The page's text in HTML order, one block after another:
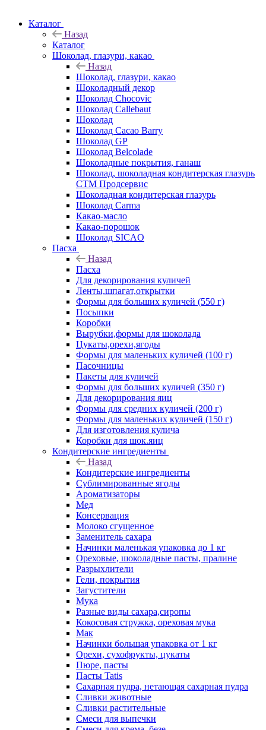
Каталог
Назад
Каталог
Шоколад, глазури, какао
Назад
Шоколад, глазури, какао
Шоколадный декор
Шоколад Chocovic
Шоколад Callebaut
Шоколад
Шоколад Cacao Barry
Шоколад GP
Шоколад Belcolade
Шоколадные покрытия, ганаш
Шоколад, шоколадная кондитерская глазурь
СТМ Продсервис
Шоколадная кондитерская глазурь
Шоколад Carma
Какао-масло
Какао-порошок
Шоколад SICAO
Пасха
Назад
Пасха
Для декорирования куличей
Ленты,шпагат,открытки
Формы для больших куличей (550 г)
Посыпки
Коробки
Вырубки,формы для шоколада
Цукаты,орехи,ягоды
Формы для маленьких куличей (100 г)
Пасочницы
Пакеты для куличей
Формы для больших куличей (350 г)
Для декорирования яиц
Формы для средних куличей (200 г)
Формы для маленьких куличей (150 г)
Для изготовления кулича
Коробки для шок.яиц
Кондитерские ингредиенты
Назад
Кондитерские ингредиенты
Сублимированные ягоды
Ароматизаторы
Мед
Консервация
Молоко сгущенное
Заменитель сахара
Начинки маленькая упаковка до 1 кг
Ореховые, шоколадные пасты, пралине
Разрыхлители
Гели, покрытия
Загустители
Мука
Разные виды сахара,сиропы
Кокосовая стружка, ореховая мука
Мак
Начинки большая упаковка от 1 кг
Орехи, сухофрукты, цукаты
Пюре, пасты
Пасты Tatis
Сахарная пудра, нетающая сахарная пудра
Сливки животные
Сливки растительные
Смеси для выпечки